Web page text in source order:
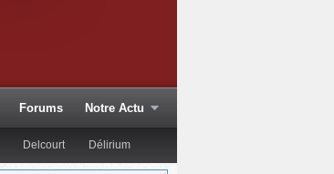
Forums Notre Actu
Delcourt Délirium